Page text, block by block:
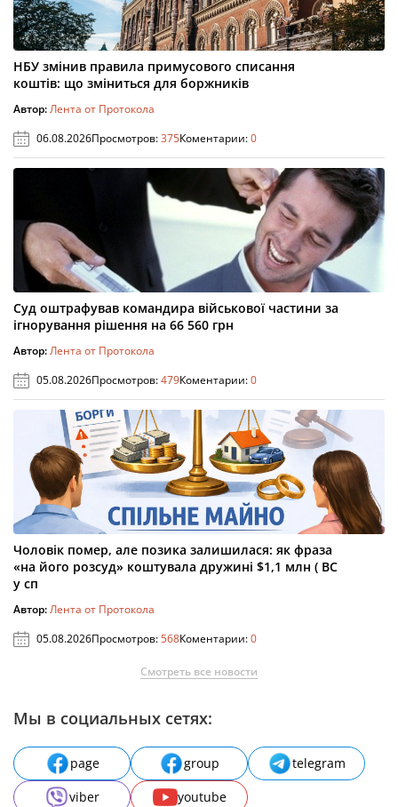
НБУ змінив правила примусового списання
коштів: що зміниться для боржників
Автор:Лента от Протокола
06.08.2026Просмотров:375Коментарии:0
Суд оштрафував командира військової частини за
ігнорування рішення на 66 560 грн
Автор:Лента от Протокола
05.08.2026Просмотров:479Коментарии:0
Чоловік помер, але позика залишилася: як фраза
«на його розсуд» коштувала дружині $1,1 млн ( ВС
у сп
Автор:Лента от Протокола
05.08.2026Просмотров:568Коментарии:0
Смотреть все новости
Мы в социальных сетях:
page group
telegram
viber
youtube